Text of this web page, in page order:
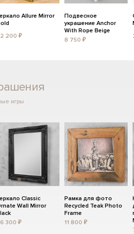
Allure Mirror
200 ₽
Подвесное
украшение Anchor
With Rope Beige
8 750 ₽
игры
Classic
Wall Mirror
300 ₽
Рамка для фото
Recycled Teak Photo
Frame
11 800 ₽